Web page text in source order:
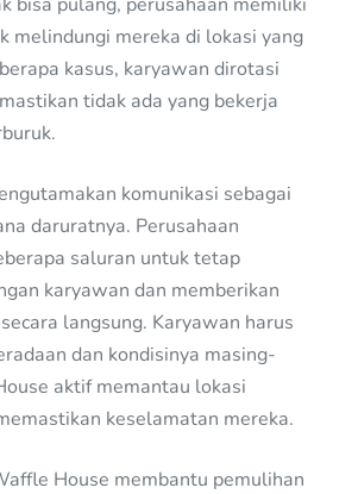
melindungi mereka di lokasi yang
kasus, karyawan dirotasi
tidak ada yang bekerja
komunikasi sebagai
daruratnya. Perusahaan
saluran untuk tetap
karyawan dan memberikan
langsung. Karyawan harus
dan kondisinya masing-
aktif memantau lokasi
keselamatan mereka.
House membantu pemulihan